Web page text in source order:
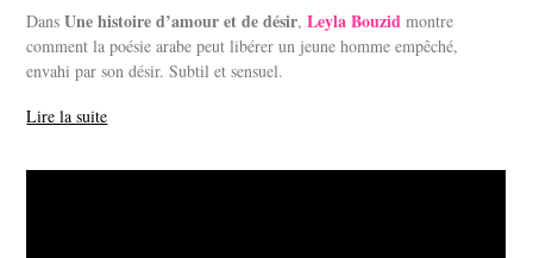
DansUne histoire d’amour et de désir,Leyla Bouzid montre
comment la poésie arabe peut libérer un jeune homme empêché,
envahi par son désir. Subtil et sensuel.
Lire la suite